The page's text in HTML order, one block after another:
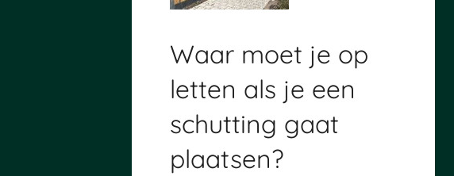
Waar moet je op
letten als je een
schutting gaat
plaatsen?